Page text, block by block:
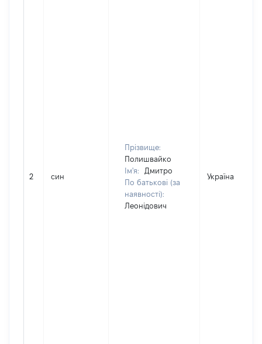
2 син
Прізвище:
Полишвайко
Ім'я:
Дмитро
По батькові (за
наявності):
Леонідович
Україна